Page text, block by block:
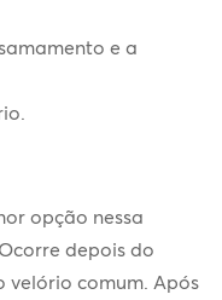
e a
opção nessa
depois do
velório comum. Após